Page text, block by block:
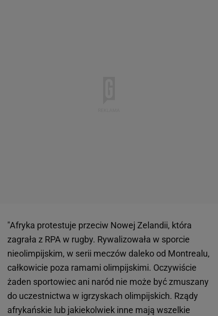
"Afryka protestuje przeciw Nowej Zelandii, która
zagrała z RPA w rugby. Rywalizowała w sporcie
nieolimpijskim, w serii meczów daleko od Montrealu,
całkowicie poza ramami olimpijskimi. Oczywiście
żaden sportowiec ani naród nie może być zmuszany
do uczestnictwa w igrzyskach olimpijskich. Rządy
afrykańskie lub jakiekolwiek inne mają wszelkie